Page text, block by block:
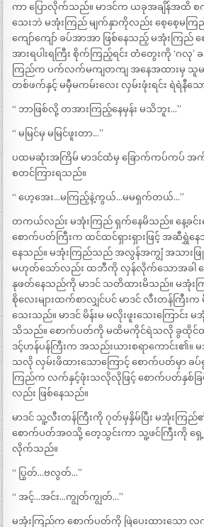
ကာ ပြောလိုက်သည်။ မာဒင်က ယခုအချိန်အထိ စကာ
သေးဘဲ မအုံးကြည် မျက်နှာကိုလည်း စေ့စေ့မကြ
ကျော်ကျော် ခပ်အာအာ ဖြစ်နေသည့် မအုံးကြည်
အားရပါးရကြီး စိုက်ကြည့်ရင်း တံတွေးကို ‘ဂလု’
ကြည်က ပက်လက်မကျတကျ အနေအထားမှ
တစ်ဖက်နှင့် မမှီမကမ်းလေး လှမ်းဖုံးရင်း ရဲရဲနီသော
“ ဘာဖြစ်လို့ တအားကြည့်နေမှန်း မသိဘူး…”
“ မမြင်မှ မမြင်ဖူးတာ…”
ပထမဆုံးအကြိမ် မာဒင်ထံမှ ခြောက်ကပ်ကပ်
စတင်ကြားရသည်။
“ ဟေ့အေး…မကြည့်နဲ့ကွယ်…မမရှက်တယ်…”
တကယ်လည်း မအုံးကြည် ရှက်နေမိသည်။ နေ့ခင်းက
စောက်ပတ်ကြီးက ထင်ထင်ရှားရှားဖြင့် အဆီရွှဲန
နေသည်။ မအုံးကြည်သည် အလွန်အကျွံ အသားဖ
မဟုတ်သော်လည်း ထဘီကို လှန်လိုက်သောအခါ စေ
နုဖတ်နေသည်ကို မာဒင် သတိထားမိသည်။ မအုံးက
စိုလေးများထက်စာလျှင်ပင် မာဒင် လီးတန်ကြီးက
သေးသည်။ မာဒင် မိန်းမ မလိုးဖူးသေးကြောင်း မ
သိသည်။ စောက်ပတ်ကို မထိမကိုင်ရဲသလို ခွထိုင်ထား
ဒင့်ဟန်ပန်ကြီးက အသည်းယားစရာကောင်း၏။
သလို လှမ်းဖိထားသောကြောင့် စောက်ပတ်မှာ ခပ်ရွံ့
ကြည်က လက်နှင့်ဖုံးသလိုလိုဖြင့် စောက်ပတ်နှစ်ခြမ်
လည်း ဖြစ်နေသည်။
မာဒင် သူ့လီးတန်ကြီးကို ဂုတ်မှနှိမ်ပြီး မအုံးကြည်
စောက်ပတ်အဝသို့ တေ့သွင်းကာ သူ့ဖင်ကြီးကို ရှ
လိုက်သည်။
“ ပြွတ်…ဗလွတ်…”
“ အင့်…အင်း…ကျွတ်ကျွတ်…”
မအုံးကြည်က စောက်ပတ်ကို ဖြဲပေးထားသေ